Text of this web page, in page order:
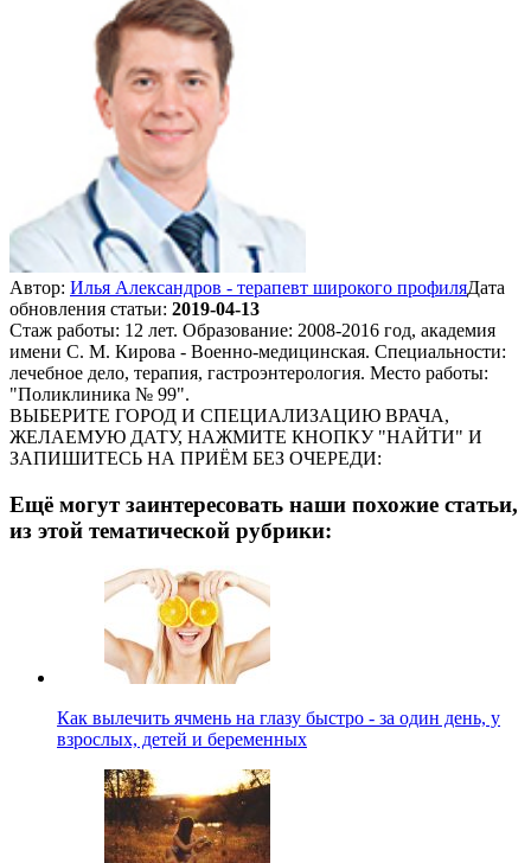
Автор: Илья Александров - терапевт широкого профиляДата
обновления статьи: 2019-04-13
Стаж работы: 12 лет. Образование: 2008-2016 год, академия
имени С. М. Кирова - Военно-медицинская. Специальности:
лечебное дело, терапия, гастроэнтерология. Место работы:
"Поликлиника № 99".
ВЫБЕРИТЕ ГОРОД И СПЕЦИАЛИЗАЦИЮ ВРАЧА,
ЖЕЛАЕМУЮ ДАТУ, НАЖМИТЕ КНОПКУ "НАЙТИ" И
ЗАПИШИТЕСЬ НА ПРИЁМ БЕЗ ОЧЕРЕДИ:
Ещё могут заинтересовать наши похожие статьи,
из этой тематической рубрики:
Как вылечить ячмень на глазу быстро - за один день, у
взрослых, детей и беременных